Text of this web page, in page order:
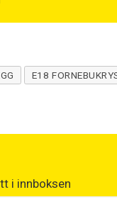
E18
i innboksen